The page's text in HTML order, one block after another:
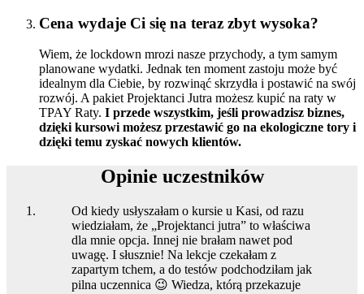
Cena wydaje Ci się na teraz zbyt wysoka?
Wiem, że lockdown mrozi nasze przychody, a tym samym
planowane wydatki. Jednak ten moment zastoju może być
idealnym dla Ciebie, by rozwinąć skrzydła i postawić na swój
rozwój. A pakiet Projektanci Jutra możesz kupić na raty w
TPAY Raty. I przede wszystkim, jeśli prowadzisz biznes,
dzięki kursowi możesz przestawić go na ekologiczne tory i
dzięki temu zyskać nowych klientów.
Opinie uczestników
Od kiedy usłyszałam o kursie u Kasi, od razu
wiedziałam, że „Projektanci jutra” to właściwa
dla mnie opcja. Innej nie brałam nawet pod
uwagę. I słusznie! Na lekcje czekałam z
zapartym tchem, a do testów podchodziłam jak
pilna uczennica 😉 Wiedza, którą przekazuje